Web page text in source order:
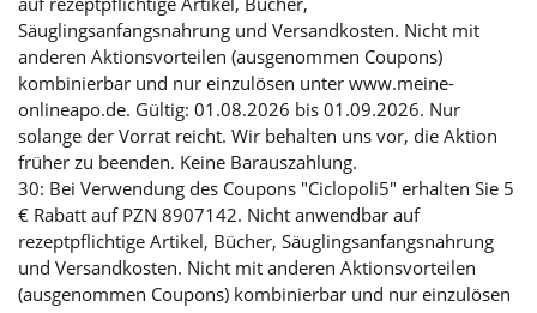
Säuglingsanfangsnahrung und Versandkosten. Nicht mit
anderen Aktionsvorteilen (ausgenommen Coupons)
kombinierbar und nur einzulösen unter www.meine-
onlineapo.de. Gültig: 01.08.2026 bis 01.09.2026. Nur
solange der Vorrat reicht. Wir behalten uns vor, die Aktion
früher zu beenden. Keine Barauszahlung.
30: Bei Verwendung des Coupons "Ciclopoli5" erhalten Sie 5
€ Rabatt auf PZN 8907142. Nicht anwendbar auf
rezeptpflichtige Artikel, Bücher, Säuglingsanfangsnahrung
und Versandkosten. Nicht mit anderen Aktionsvorteilen
(ausgenommen Coupons) kombinierbar und nur einzulösen